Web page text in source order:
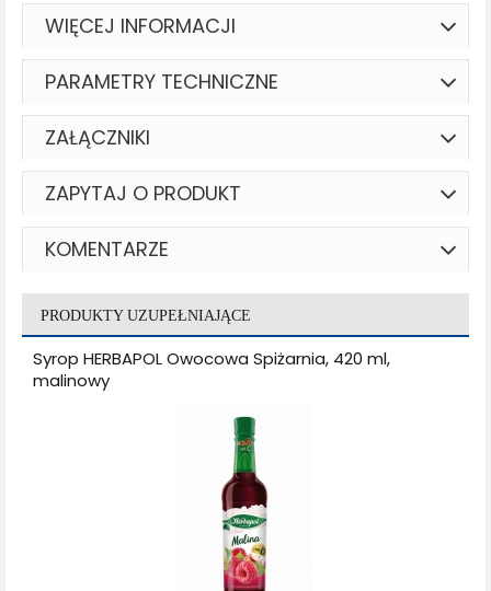
WIĘCEJ INFORMACJI
PARAMETRY TECHNICZNE
ZAŁĄCZNIKI
ZAPYTAJ O PRODUKT
KOMENTARZE
PRODUKTY UZUPEŁNIAJĄCE
Syrop HERBAPOL Owocowa Spiżarnia, 420 ml,
malinowy